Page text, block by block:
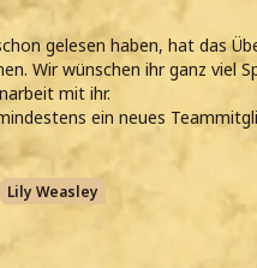
gelesen haben, hat das
Wir wünschen ihr ganz viel
mit ihr.
ein neues
Lily Weasley